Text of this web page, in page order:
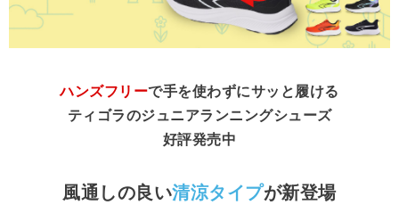
ハンズフリーで手を使わずにサッと履ける
ティゴラのジュニアランニングシューズ
好評発売中
風通しの良い清涼タイプが新登場